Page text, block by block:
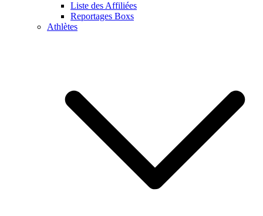
Liste des Affiliées
Reportages Boxs
Athlètes